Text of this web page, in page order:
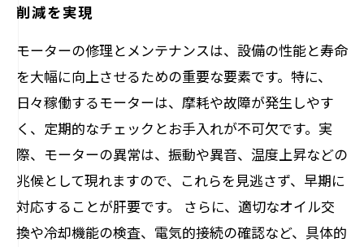
削減を実現
モーターの修理とメンテナンスは、設備の性能と寿命
を大幅に向上させるための重要な要素です。特に、
日々稼働するモーターは、摩耗や故障が発生しやす
く、定期的なチェックとお手入れが不可欠です。実
際、モーターの異常は、振動や異音、温度上昇などの
兆候として現れますので、これらを見逃さず、早期に
対応することが肝要です。 さらに、適切なオイル交
換や冷却機能の検査、電気的接続の確認など、具体的